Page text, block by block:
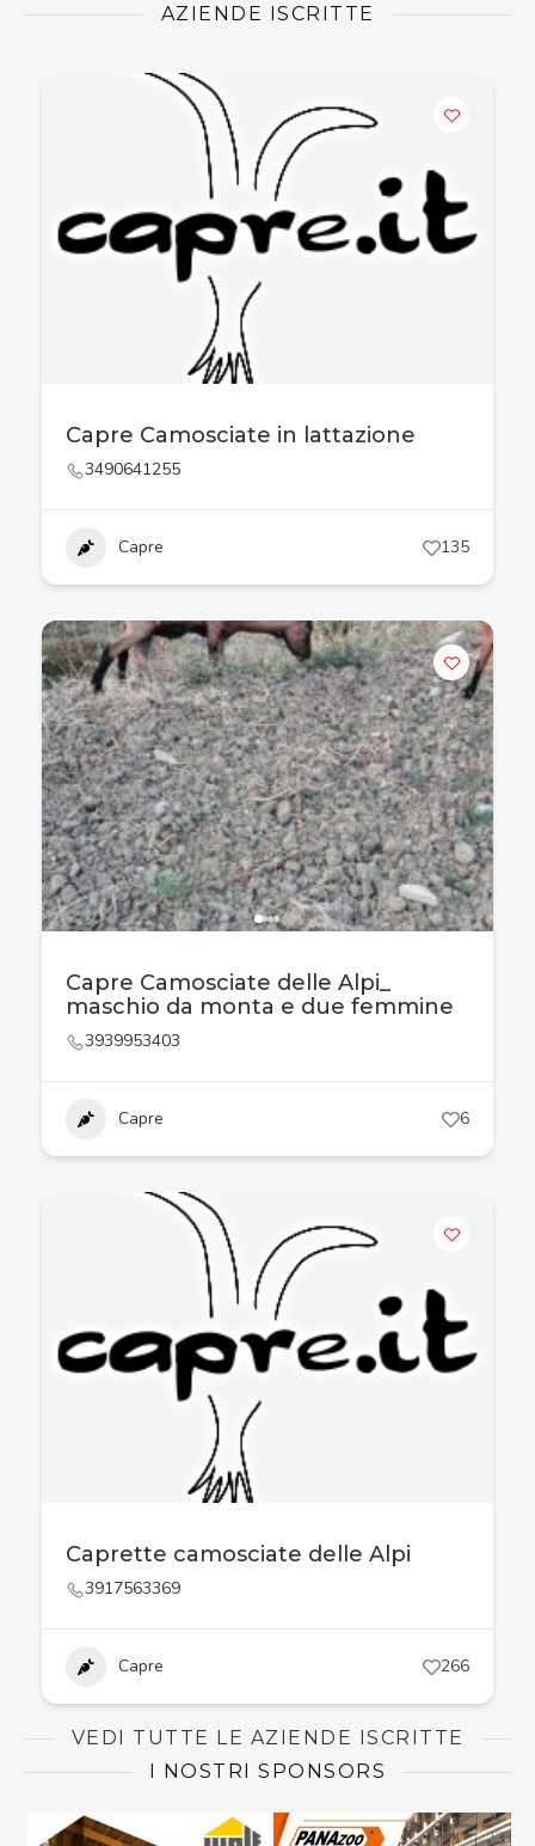
AZIENDE ISCRITTE
Capre Camosciate in lattazione
3490641255
Capre 135
Capre Camosciate delle Alpi_
maschio da monta e due femmine
3939953403
Capre 6
Caprette camosciate delle Alpi
3917563369
Capre 266
VEDI TUTTE LE AZIENDE ISCRITTE
I NOSTRI SPONSORS